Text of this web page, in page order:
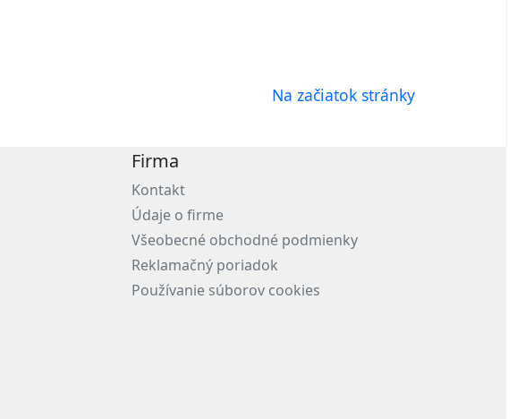
Na začiatok stránky
Firma
Kontakt
Údaje o firme
Všeobecné obchodné podmienky
Reklamačný poriadok
Používanie súborov cookies